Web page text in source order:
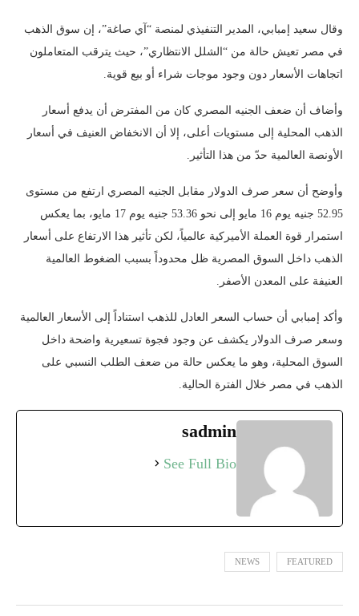
وقال سعيد إمبابي، المدير التنفيذي لمنصة “آي صاغة”، إن سوق الذهب
في مصر تعيش حالة من “الشلل الانتظاري”، حيث يترقب المتعاملون
اتجاهات الأسعار دون وجود موجات شراء أو بيع قوية.
وأضاف أن ضعف الجنيه المصري كان من المفترض أن يدفع أسعار
الذهب المحلية إلى مستويات أعلى، إلا أن الانخفاض العنيف في أسعار
الأونصة العالمية حدّ من هذا التأثير.
وأوضح أن سعر صرف الدولار مقابل الجنيه المصري ارتفع من مستوى
52.95 جنيه يوم 16 مايو إلى نحو 53.36 جنيه يوم 17 مايو، بما يعكس
استمرار قوة العملة الأميركية عالمياً، لكن تأثير هذا الارتفاع على أسعار
الذهب داخل السوق المصرية ظل محدوداً بسبب الضغوط العالمية
العنيفة على المعدن الأصفر.
وأكد إمبابي أن حساب السعر العادل للذهب استناداً إلى الأسعار العالمية
وسعر صرف الدولار يكشف عن وجود فجوة تسعيرية واضحة داخل
السوق المحلية، وهو ما يعكس حالة من ضعف الطلب النسبي على
الذهب في مصر خلال الفترة الحالية.
sadmin
See Full Bio
FEATURED
NEWS